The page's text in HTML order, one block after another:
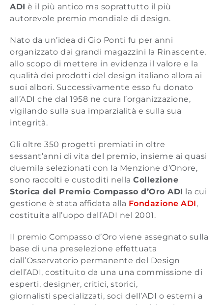
ADI è il più antico ma soprattutto il più
autorevole premio mondiale di design.
Nato da un’idea di Gio Ponti fu per anni
organizzato dai grandi magazzini la Rinascente,
allo scopo di mettere in evidenza il valore e la
qualità dei prodotti del design italiano allora ai
suoi albori. Successivamente esso fu donato
all’ADI che dal 1958 ne cura l’organizzazione,
vigilando sulla sua imparzialità e sulla sua
integrità.
Gli oltre 350 progetti premiati in oltre
sessant’anni di vita del premio, insieme ai quasi
duemila selezionati con la Menzione d’Onore,
sono raccolti e custoditi nella Collezione
Storica del Premio Compasso d’Oro ADI la cui
gestione è stata affidata alla Fondazione ADI,
costituita all’uopo dall’ADI nel 2001.
Il premio Compasso d’Oro viene assegnato sulla
base di una preselezione effettuata
dall’Osservatorio permanente del Design
dell’ADI, costituito da una una commissione di
esperti, designer, critici, storici,
giornalisti specializzati, soci dell’ADI o esterni a